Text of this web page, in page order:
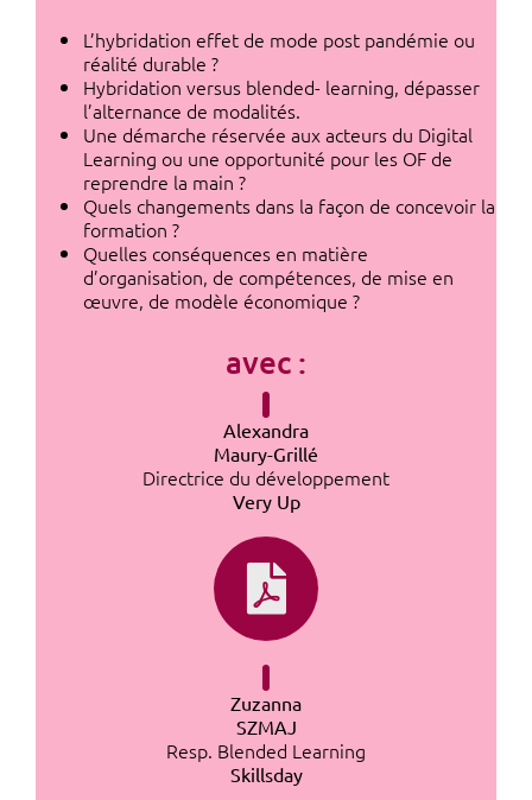
L’hybridation effet de mode post pandémie ou
réalité durable ?
Hybridation versus blended- learning, dépasser
l’alternance de modalités.
Une démarche réservée aux acteurs du Digital
Learning ou une opportunité pour les OF de
reprendre la main ?
Quels changements dans la façon de concevoir la
formation ?
Quelles conséquences en matière
d’organisation, de compétences, de mise en
œuvre, de modèle économique ?
avec :
Alexandra
Maury-Grillé
Directrice du développement
Very Up
Zuzanna
SZMAJ
Resp. Blended Learning
Skillsday